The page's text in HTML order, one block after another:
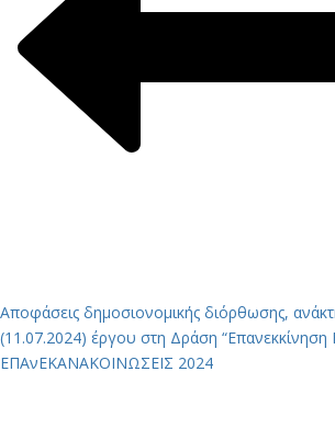
Αποφάσεις δημοσιονομικής διόρθωσης,
(11.07.2024) έργου στη Δράση “Επανεκκίνηση
ΕΠΑνΕΚΑΝΑΚΟΙΝΩΣΕΙΣ 2024